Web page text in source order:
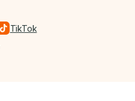
TikTok